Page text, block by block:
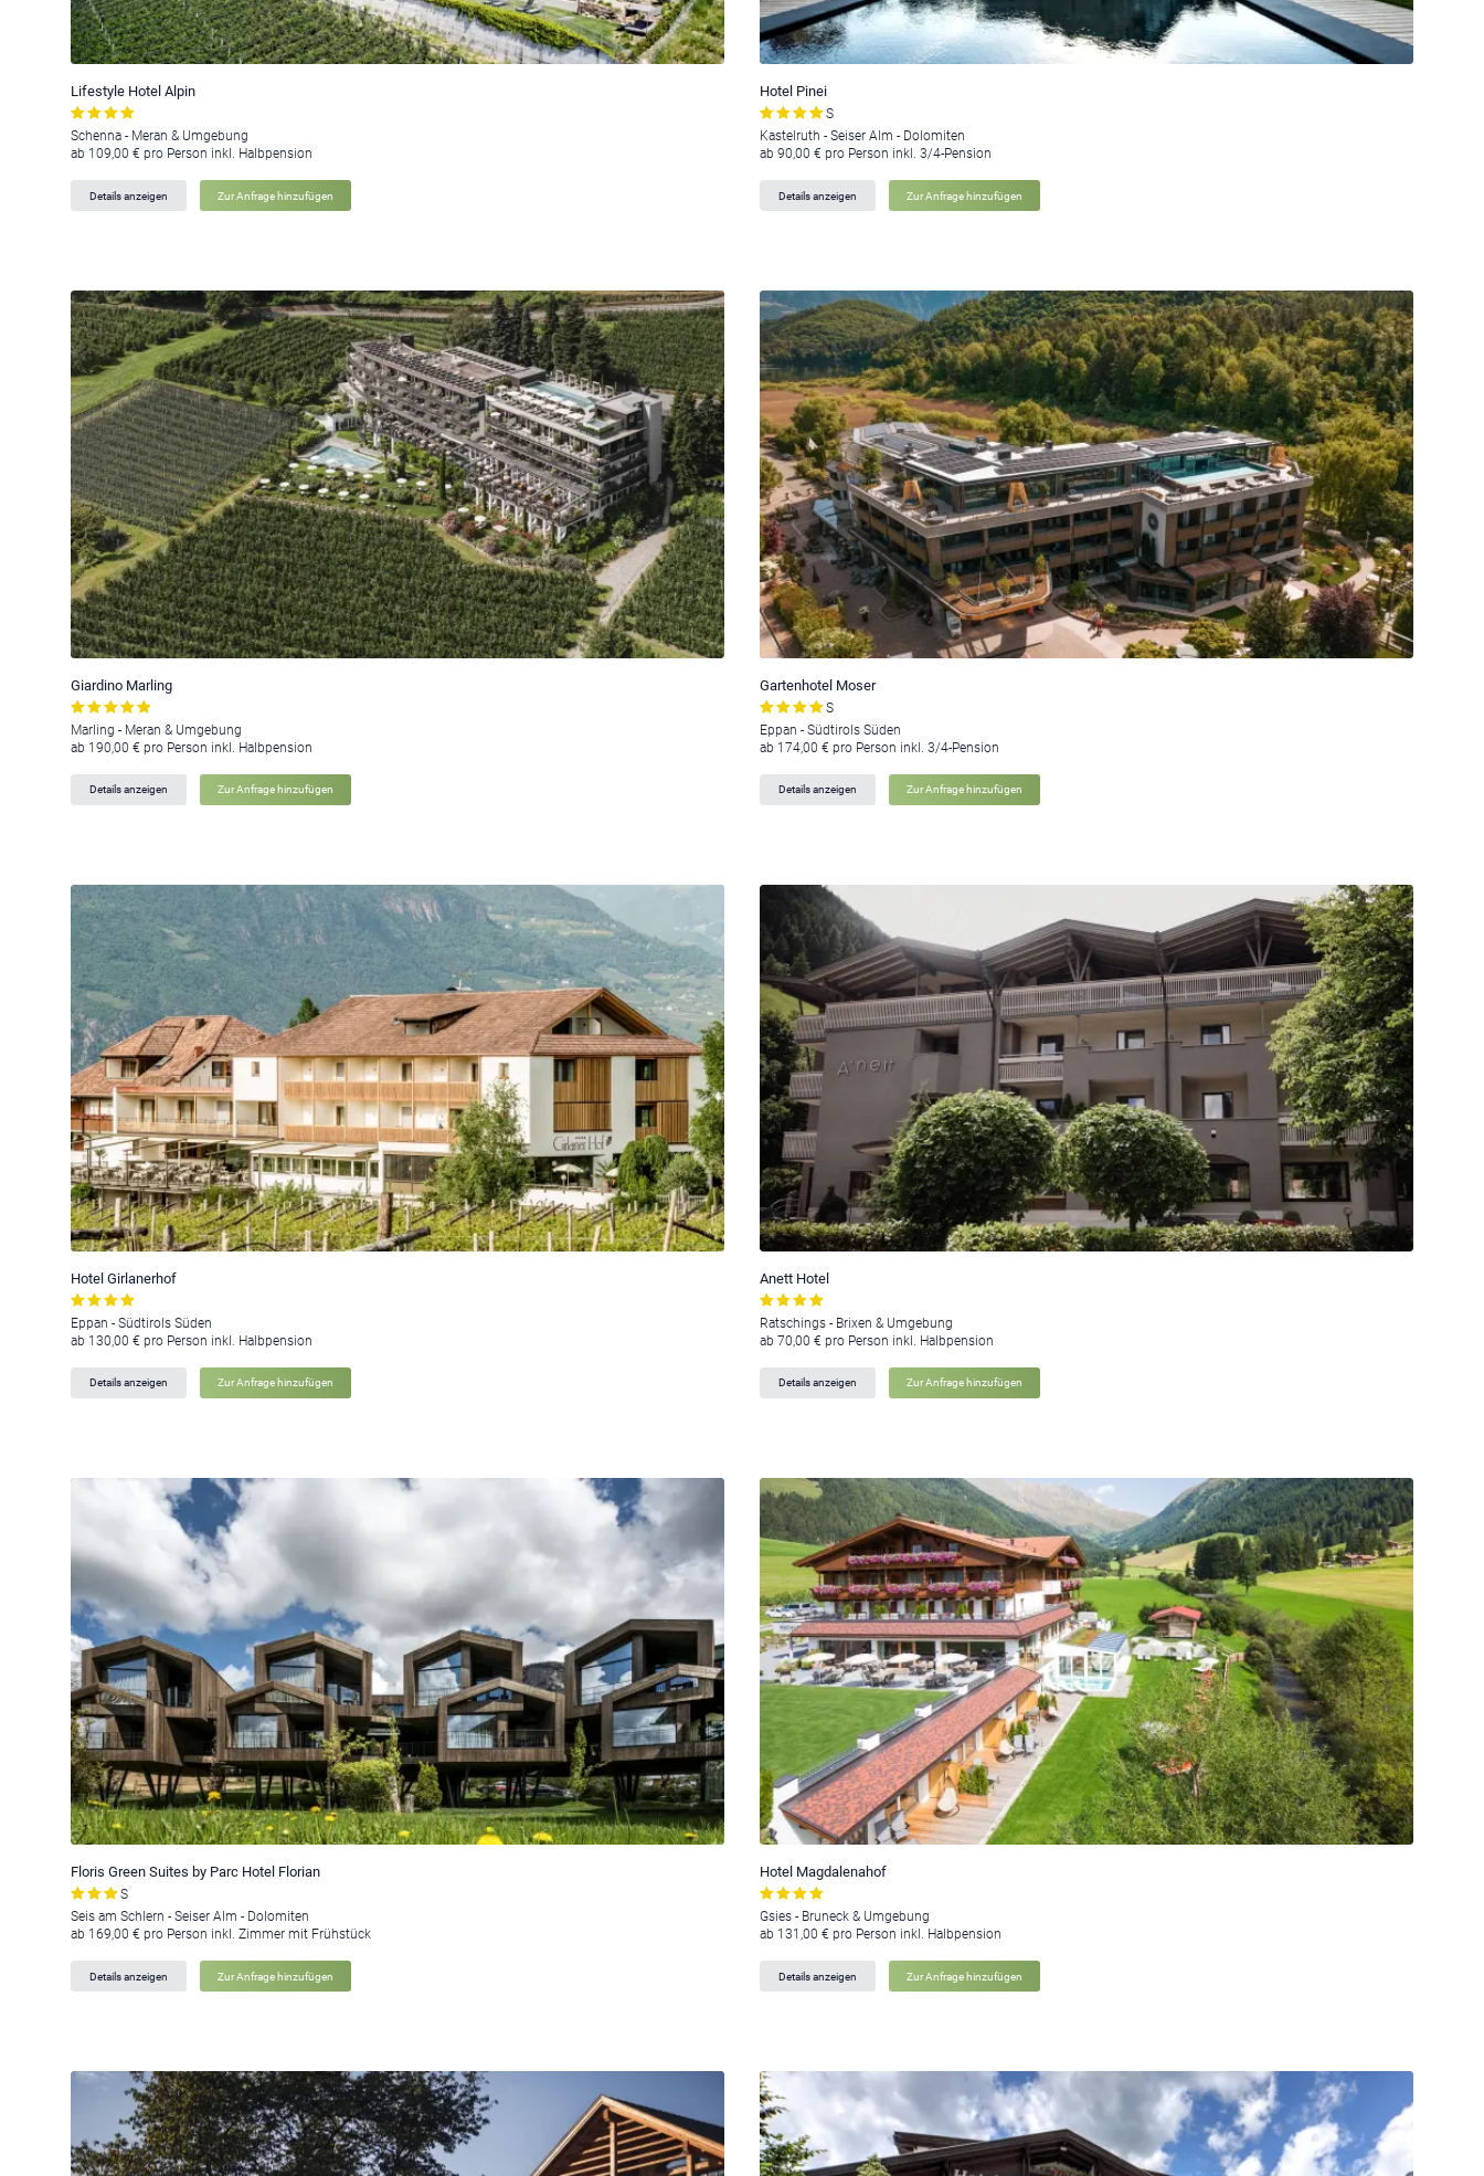
Lifestyle Hotel Alpin
Schenna - Meran & Umgebung
ab 109,00 € pro Person inkl. Halbpension
Details anzeigen Zur Anfrage hinzufügen
Hotel Pinei
S
Kastelruth - Seiser Alm - Dolomiten
ab 90,00 € pro Person inkl. 3/4-Pension
Details anzeigen Zur Anfrage hinzufügen
Giardino Marling
Marling - Meran & Umgebung
ab 190,00 € pro Person inkl. Halbpension
Details anzeigen Zur Anfrage hinzufügen
Gartenhotel Moser
S
Eppan - Südtirols Süden
ab 174,00 € pro Person inkl. 3/4-Pension
Details anzeigen Zur Anfrage hinzufügen
Hotel Girlanerhof
Eppan - Südtirols Süden
ab 130,00 € pro Person inkl. Halbpension
Details anzeigen Zur Anfrage hinzufügen
Anett Hotel
Ratschings - Brixen & Umgebung
ab 70,00 € pro Person inkl. Halbpension
Details anzeigen Zur Anfrage hinzufügen
Floris Green Suites by Parc Hotel Florian
S
Seis am Schlern - Seiser Alm - Dolomiten
ab 169,00 € pro Person inkl. Zimmer mit Frühstück
Details anzeigen Zur Anfrage hinzufügen
Hotel Magdalenahof
Gsies - Bruneck & Umgebung
ab 131,00 € pro Person inkl. Halbpension
Details anzeigen Zur Anfrage hinzufügen